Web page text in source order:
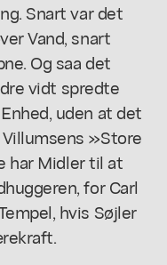
Snart var det
Vand, snart
Og saa det
vidt spredte
uden at det
»Store
har Midler til at
for Carl
hvis Søjler